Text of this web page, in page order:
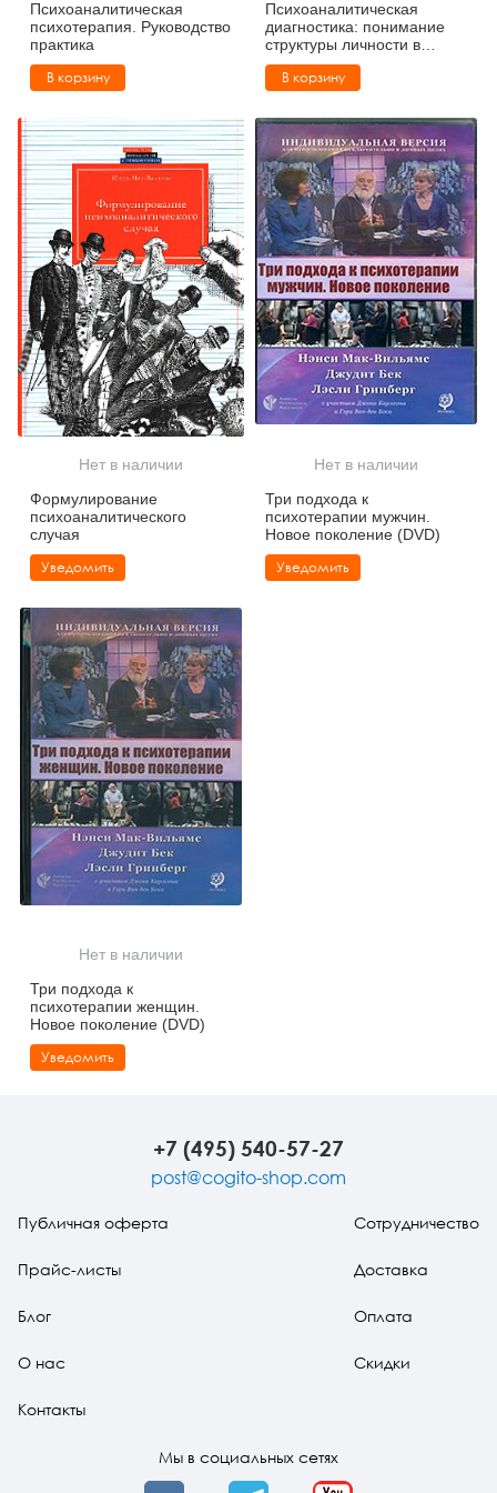
Психоаналитическая
психотерапия. Руководство
практика
В корзину
Психоаналитическая
диагностика: понимание
структуры личности в
клиническом процессе
В корзину
Нет в наличии
Формулирование
психоаналитического
случая
Уведомить
Нет в наличии
Три подхода к
психотерапии мужчин.
Новое поколение (DVD)
Уведомить
Нет в наличии
Три подхода к
психотерапии женщин.
Новое поколение (DVD)
Уведомить
+7 (495) 540-57-27
post@cogito-shop.com
Публичная оферта
Прайс-листы
Блог
О нас
Контакты
Сотрудничество
Доставка
Оплата
Скидки
Мы в социальных сетях